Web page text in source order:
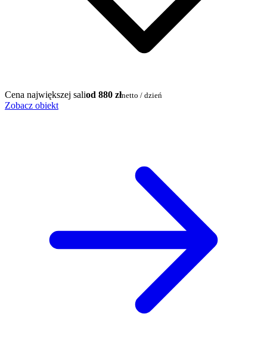
Cena największej saliod 880 złnetto / dzień
Zobacz obiekt